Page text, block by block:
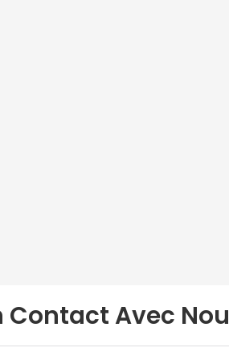
Contact Avec